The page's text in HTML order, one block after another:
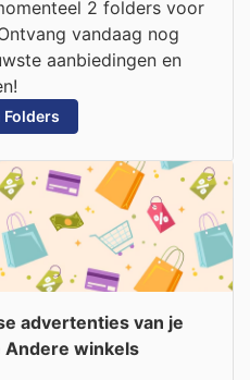
2 folders voor
vandaag nog
aanbiedingen en
advertenties van je
winkels